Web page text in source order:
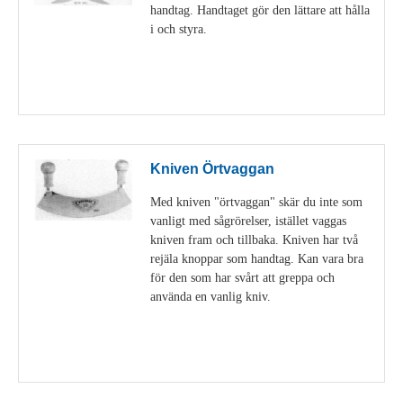
handtag. Handtaget gör den lättare att hålla
i och styra.
Kniven Örtvaggan
Med kniven "örtvaggan" skär du inte som
vanligt med sågrörelser, istället vaggas
kniven fram och tillbaka. Kniven har två
rejäla knoppar som handtag. Kan vara bra
för den som har svårt att greppa och
använda en vanlig kniv.